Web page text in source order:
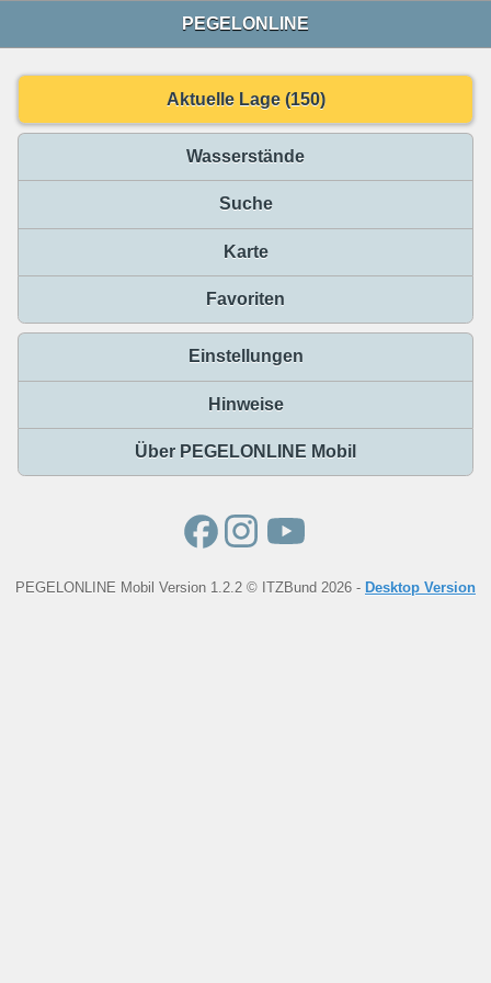
PEGELONLINE
Aktuelle Lage (150)
Wasserstände
Suche
Karte
Favoriten
Einstellungen
Hinweise
Über PEGELONLINE Mobil
PEGELONLINE Mobil Version 1.2.2 © ITZBund 2026 - Desktop Version